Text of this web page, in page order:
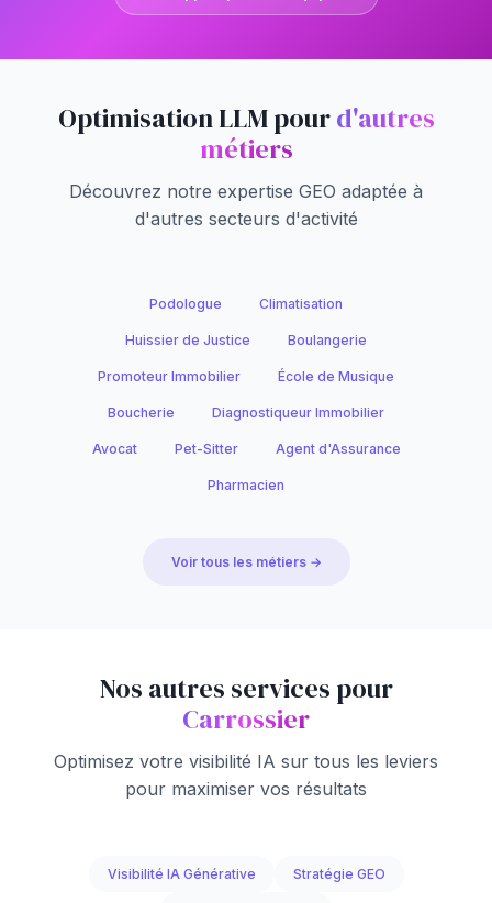
Optimisation LLM pourd'autres
métiers
Découvrez notre expertise GEO adaptée à
d'autres secteurs d'activité
Podologue Climatisation
Huissier de Justice Boulangerie
Promoteur Immobilier École de Musique
Boucherie Diagnostiqueur Immobilier
Avocat Pet-Sitter Agent d'Assurance
Pharmacien
Voir tous les métiers →
Nos autres services pour
Carrossier
Optimisez votre visibilité IA sur tous les leviers
pour maximiser vos résultats
Visibilité IA Générative Stratégie GEO